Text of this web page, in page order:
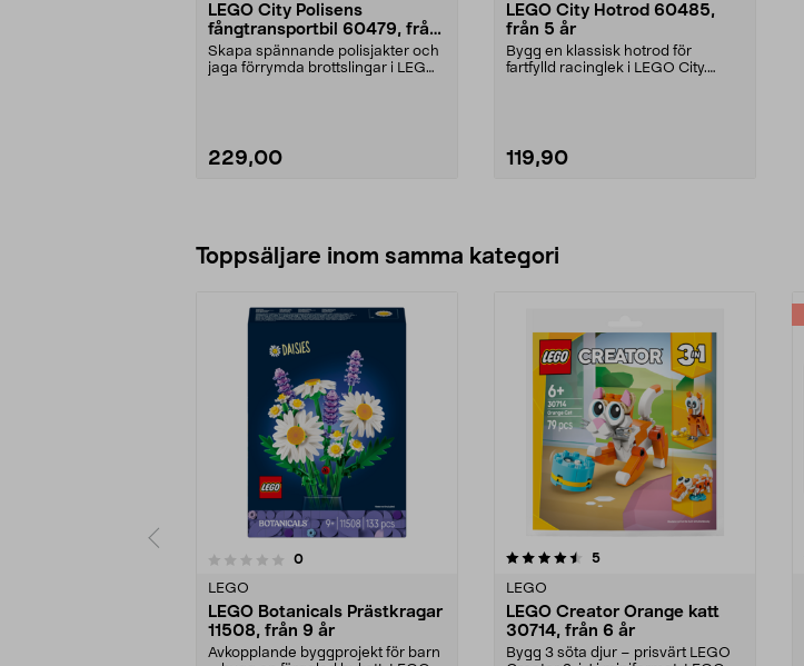
LEGO City Polisens
fångtransportbil 60479, från
6 år
Skapa spännande polisjakter och
jaga förrymda brottslingar i LEGO
229,00
LEGO City Hotrod 60485,
från 5 år
Bygg en klassisk hotrod för
fartfylld racinglek i LEGO City.
119,90
Toppsäljare inom samma kategori
0recensioner
LEGO
LEGO Botanicals Prästkragar
11508, från 9 år
Avkopplande byggprojekt för barn
4.5 av 5 stjärnor 5recensioner
LEGO
LEGO Creator Orange katt
30714, från 6 år
Bygg 3 söta djur – prisvärt LEGO
5.0 av 5 stjärnor